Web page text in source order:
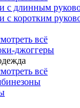
с длинным
с коротким
всё
джоггеры
всё